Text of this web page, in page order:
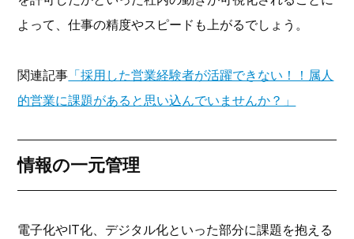
よって、仕事の精度やスピードも上がるでしょう。
関連記事 「採用した営業経験者が活躍できない！！属人
的営業に課題があると思い込んでいませんか？」
情報の一元管理
電子化やIT化、デジタル化といった部分に課題を抱える